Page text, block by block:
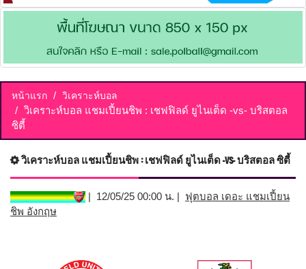
หน้าแรก วิเคราะห์บอล
วิเคราะห์บอล แชมเปี้ยนชิพ : เชฟฟิลด์ ยูไนเต็ด -vs- บริสตอล
ซิตี้
วิเคราะห์บอล แชมเปี้ยนชิพ : เชฟฟิลด์ ยูไนเต็ด -vs- บริสตอล ซิตี้
| 12/05/25 00:00 น. | ฟุตบอล เดอะ แชมเปี้ยน
ชิพ อังกฤษ